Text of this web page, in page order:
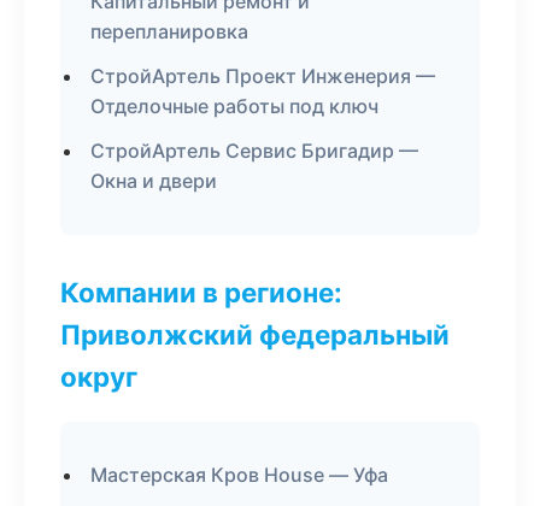
перепланировка
СтройАртель Проект Инженерия —
Отделочные работы под ключ
СтройАртель Сервис Бригадир —
Окна и двери
Компании в регионе:
Приволжский федеральный
округ
Мастерская Кров House — Уфа